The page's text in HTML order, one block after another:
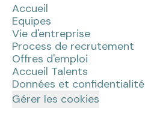
Accueil
Equipes
Vie d'entreprise
Process de recrutement
Offres d'emploi
Accueil Talents
Données et confidentialité
Gérer les cookies